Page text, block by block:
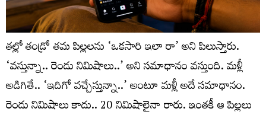
తల్లో తండ్రో తమ పిల్లలను ‘ఒకసారి ఇలా రా’ అని పిలుస్తారు.
‘వస్తున్నా.. రెండు నిమిషాలు..’ అని సమాధానం వస్తుంది. మళ్లీ
అడిగితే.. ‘ఇదిగో వచ్చేస్తున్నా..’ అంటూ మళ్లీ అదే సమాధానం.
రెండు నిమిషాలు కాదు.. 20 నిమిషాలైనా రారు. ఇంతకీ ఆ పిల్లలు